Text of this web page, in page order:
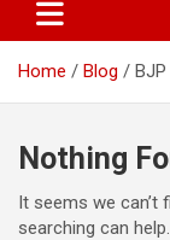
Home Blog
Nothing
It seems we can’t
searching can help.